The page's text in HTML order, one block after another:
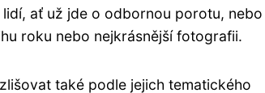
ať už jde o odbornou porotu, nebo
roku nebo nejkrásnější fotografii.
také podle jejich tematického